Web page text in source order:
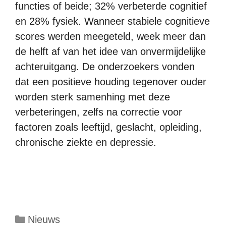
functies of beide; 32% verbeterde cognitief
en 28% fysiek. Wanneer stabiele cognitieve
scores werden meegeteld, week meer dan
de helft af van het idee van onvermijdelijke
achteruitgang. De onderzoekers vonden
dat een positieve houding tegenover ouder
worden sterk samenhing met deze
verbeteringen, zelfs na correctie voor
factoren zoals leeftijd, geslacht, opleiding,
chronische ziekte en depressie.
Categorieën
Nieuws